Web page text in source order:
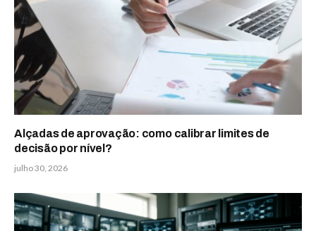
Alçadas de aprovação: como calibrar limites de
decisão por nível?
julho 30, 2026